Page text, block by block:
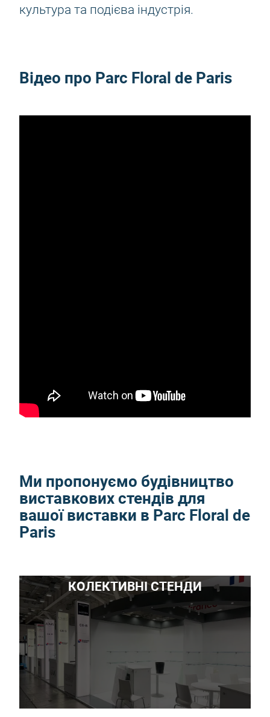
культура та подієва індустрія.
Відео про Parc Floral de Paris
Ми пропонуємо будівництво
виставкових стендів для
вашої виставки в Parc Floral de
Paris
КОЛЕКТИВНІ СТЕНДИ